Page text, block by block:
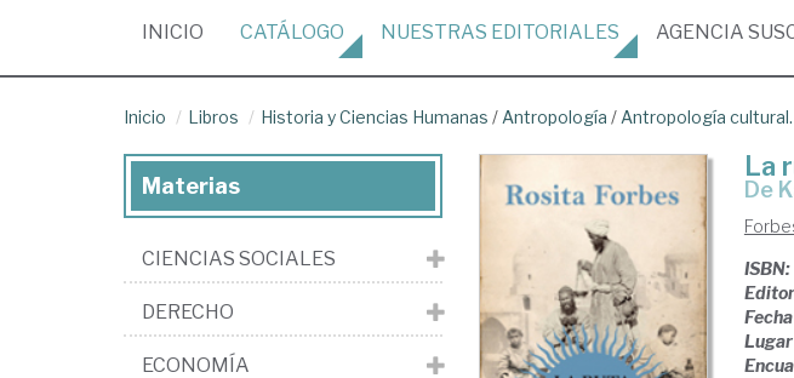
INICIO (CURRENT)
CATÁLOGO NUESTRAS EDITORIALES AGENCIA
Inicio Libros Historia y Ciencias Humanas / Antropología / Antropología
La
de
ISBN:
Materias
CIENCIAS SOCIALES
DERECHO
ECONOMÍA